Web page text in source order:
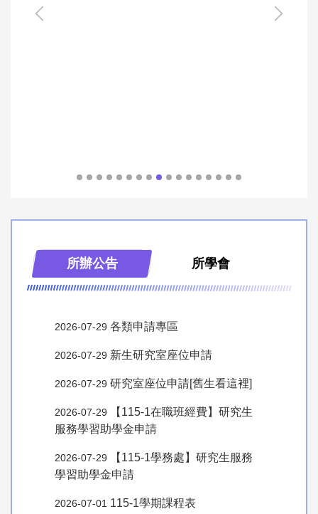
所辦公告 所學會
2026-07-29 各類申請專區
2026-07-29 新生研究室座位申請
2026-07-29 研究室座位申請[舊生看這裡]
2026-07-29
【115-1在職班經費】研究生
服務學習助學金申請
2026-07-29
【115-1學務處】研究生服務
學習助學金申請
2026-07-01 115-1學期課程表